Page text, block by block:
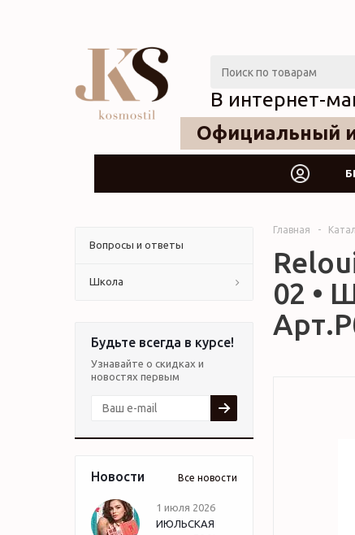
Официальный
В интернет-
Вопросы и ответы
Школа
Будьте всегда в курсе!
Узнавайте о скидках и
новостях первым
Новости Все новости
1 июля 2026
ИЮЛЬСКАЯ
Главная -
02 •